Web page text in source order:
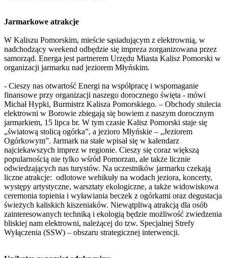
Jarmarkowe atrakcje
W Kaliszu Pomorskim, mieście sąsiadującym z elektrownią, w
nadchodzący weekend odbędzie się impreza zorganizowana przez
samorząd. Energa jest partnerem Urzędu Miasta Kalisz Pomorski w
organizacji jarmarku nad jeziorem Młyńskim.
- Cieszy nas otwartość Energi na współpracę i wspomaganie
finansowe przy organizacji naszego dorocznego święta - mówi
Michał Hypki, Burmistrz Kalisza Pomorskiego. – Obchody stulecia
elektrowni w Borowie zbiegają się bowiem z naszym dorocznym
jarmarkiem, 15 lipca br. W tym czasie Kalisz Pomorski staje się
„światową stolicą ogórka”, a jezioro Młyńskie – „Jeziorem
Ogórkowym”. Jarmark na stałe wpisał się w kalendarz
najciekawszych imprez w regionie. Cieszy się coraz większą
popularnością nie tylko wśród Pomorzan, ale także licznie
odwiedzających nas turystów. Na uczestników jarmarku czekają
liczne atrakcje: odlotowe wehikuły na wodach jeziora, koncerty,
występy artystyczne, warsztaty ekologiczne, a także widowiskowa
ceremonia topienia i wyławiania beczek z ogórkami oraz degustacja
świeżych kaliskich kiszeniaków. Niewątpliwą atrakcją dla osób
zainteresowanych techniką i ekologią będzie możliwość zwiedzenia
bliskiej nam elektrowni, należącej do tzw. Specjalnej Strefy
Wyłączenia (SSW) – obszaru strategicznej interwencji.